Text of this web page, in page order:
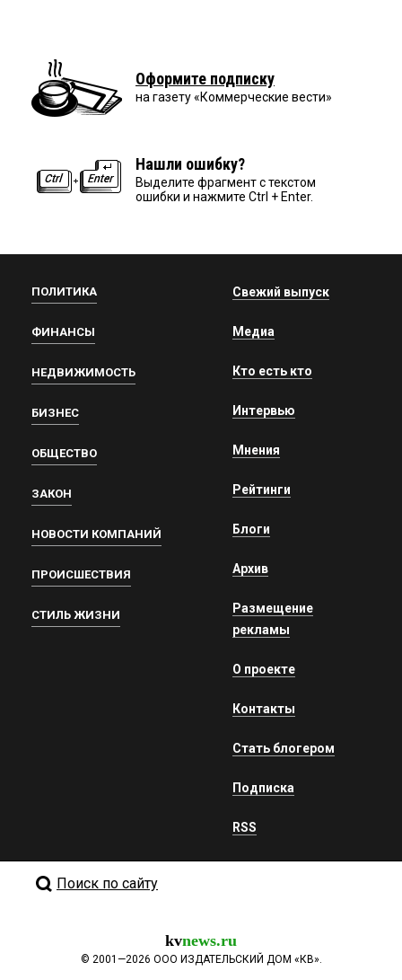
Оформите подписку
на газету «Коммерческие вести»
Нашли ошибку?
Выделите фрагмент с текстом
ошибки и нажмите Ctrl + Enter.
ПОЛИТИКА
ФИНАНСЫ
НЕДВИЖИМОСТЬ
БИЗНЕС
ОБЩЕСТВО
ЗАКОН
НОВОСТИ КОМПАНИЙ
ПРОИСШЕСТВИЯ
СТИЛЬ ЖИЗНИ
Свежий выпуск
Медиа
Кто есть кто
Интервью
Мнения
Рейтинги
Блоги
Архив
Размещение
рекламы
О проекте
Контакты
Стать блогером
Подписка
RSS
Поиск по сайту
kvnews.ru
© 2001—2026 ООО ИЗДАТЕЛЬСКИЙ ДОМ «КВ».